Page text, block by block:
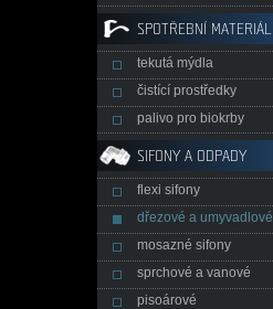
SPOTŘEBNÍ MATERIÁL
tekutá mýdla
čistící prostředky
palivo pro biokrby
SIFONY A ODPADY
flexi sifony
dřezové a umyvadlové
mosazné sifony
sprchové a vanové
pisoárové